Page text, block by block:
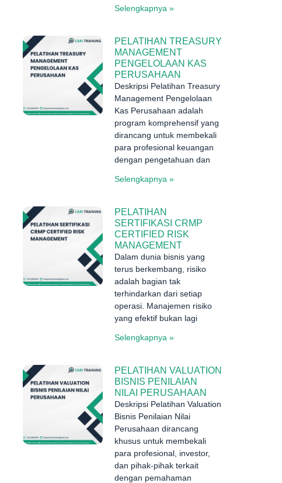
Selengkapnya »
PELATIHAN TREASURY
MANAGEMENT
PENGELOLAAN KAS
PERUSAHAAN
Deskripsi Pelatihan Treasury
Management Pengelolaan
Kas Perusahaan adalah
program komprehensif yang
dirancang untuk membekali
para profesional keuangan
dengan pengetahuan dan
Selengkapnya »
PELATIHAN
SERTIFIKASI CRMP
CERTIFIED RISK
MANAGEMENT
Dalam dunia bisnis yang
terus berkembang, risiko
adalah bagian tak
terhindarkan dari setiap
operasi. Manajemen risiko
yang efektif bukan lagi
Selengkapnya »
PELATIHAN VALUATION
BISNIS PENILAIAN
NILAI PERUSAHAAN
Deskripsi Pelatihan Valuation
Bisnis Penilaian Nilai
Perusahaan dirancang
khusus untuk membekali
para profesional, investor,
dan pihak-pihak terkait
dengan pemahaman